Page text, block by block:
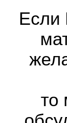
Если
то